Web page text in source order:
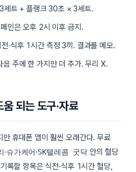
트 + 플랭크 30초 × 3세트.
인은 오후 2시 이후 금지.
·식후 1시간 측정 3끼. 결과를 메모.
주에 한 가지만 더 추가. 무리 X.
되는 도구·자료
만 휴대폰 앱이 훨씬 오래간다. 무료
·슈가케어·SK텔레콤 굿닥안의 혈당
록할 항목은 식전·식후 1시간 혈당,